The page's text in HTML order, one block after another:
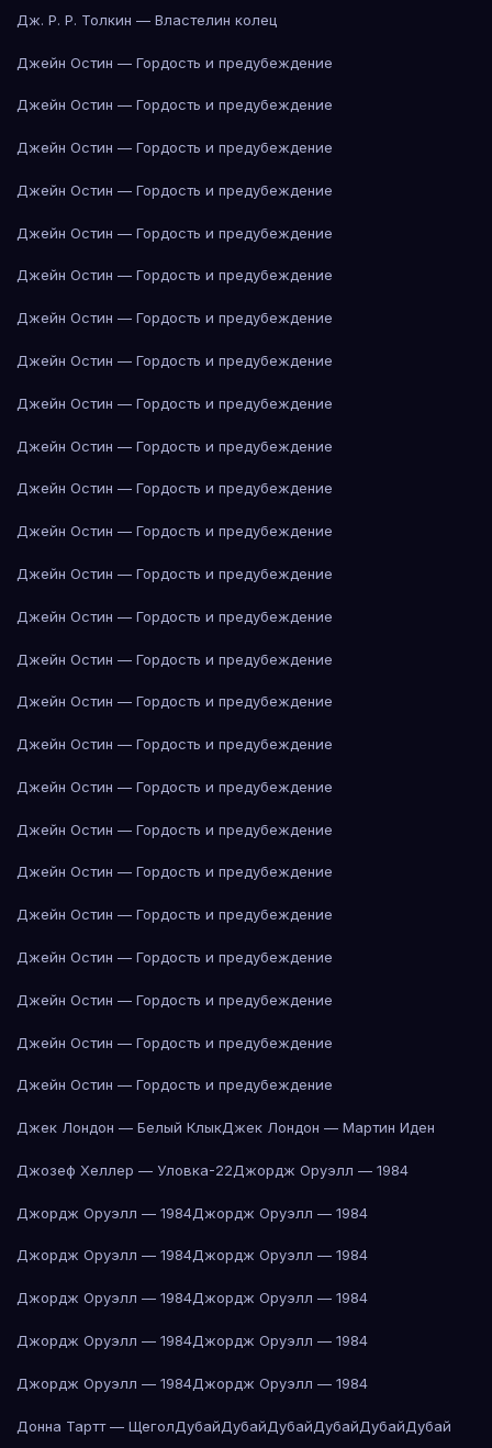
Дж. Р. Р. Толкин — Властелин колец
Джейн Остин — Гордость и предубеждение
Джейн Остин — Гордость и предубеждение
Джейн Остин — Гордость и предубеждение
Джейн Остин — Гордость и предубеждение
Джейн Остин — Гордость и предубеждение
Джейн Остин — Гордость и предубеждение
Джейн Остин — Гордость и предубеждение
Джейн Остин — Гордость и предубеждение
Джейн Остин — Гордость и предубеждение
Джейн Остин — Гордость и предубеждение
Джейн Остин — Гордость и предубеждение
Джейн Остин — Гордость и предубеждение
Джейн Остин — Гордость и предубеждение
Джейн Остин — Гордость и предубеждение
Джейн Остин — Гордость и предубеждение
Джейн Остин — Гордость и предубеждение
Джейн Остин — Гордость и предубеждение
Джейн Остин — Гордость и предубеждение
Джейн Остин — Гордость и предубеждение
Джейн Остин — Гордость и предубеждение
Джейн Остин — Гордость и предубеждение
Джейн Остин — Гордость и предубеждение
Джейн Остин — Гордость и предубеждение
Джейн Остин — Гордость и предубеждение
Джейн Остин — Гордость и предубеждение
Джек Лондон — Белый КлыкДжек Лондон — Мартин Иден
Джозеф Хеллер — Уловка-22Джордж Оруэлл — 1984
Джордж Оруэлл — 1984Джордж Оруэлл — 1984
Джордж Оруэлл — 1984Джордж Оруэлл — 1984
Джордж Оруэлл — 1984Джордж Оруэлл — 1984
Джордж Оруэлл — 1984Джордж Оруэлл — 1984
Джордж Оруэлл — 1984Джордж Оруэлл — 1984
Донна Тартт — ЩеголДубайДубайДубайДубайДубайДубай